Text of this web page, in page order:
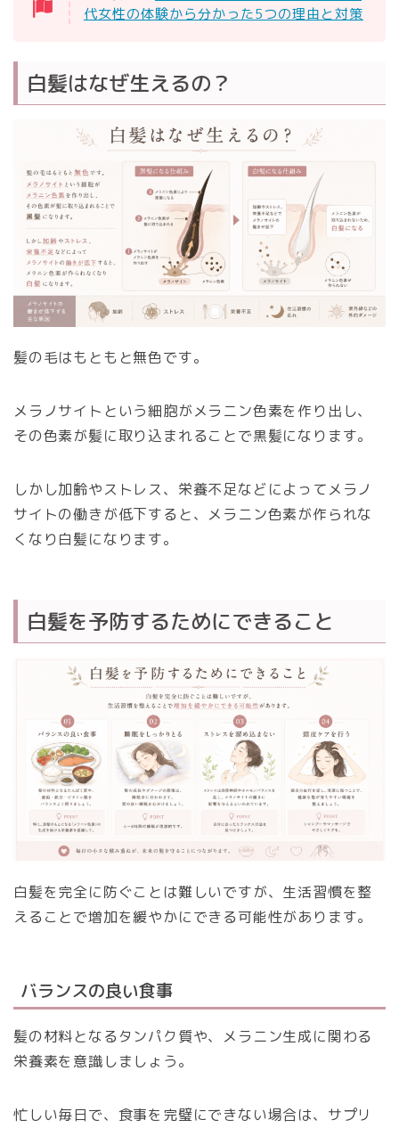
代女性の体験から分かった5つの理由と対策
白髪はなぜ生えるの？
髪の毛はもともと無色です。
メラノサイトという細胞がメラニン色素を作り出し、
その色素が髪に取り込まれることで黒髪になります。
しかし加齢やストレス、栄養不足などによってメラノ
サイトの働きが低下すると、メラニン色素が作られな
くなり白髪になります。
白髪を予防するためにできること
白髪を完全に防ぐことは難しいですが、生活習慣を整
えることで増加を緩やかにできる可能性があります。
バランスの良い食事
髪の材料となるタンパク質や、メラニン生成に関わる
栄養素を意識しましょう。
忙しい毎日で、食事を完璧にできない場合は、サプリ